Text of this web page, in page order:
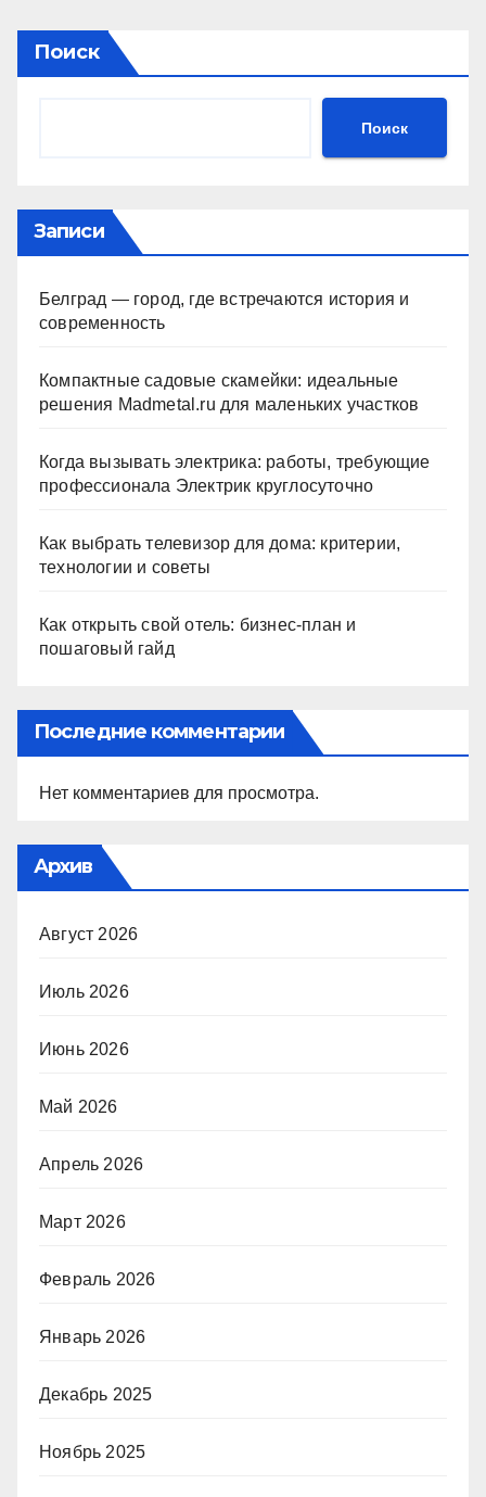
Поиск
Поиск
Записи
Белград — город, где встречаются история и
современность
Компактные садовые скамейки: идеальные
решения Madmetal.ru для маленьких участков
Когда вызывать электрика: работы, требующие
профессионала Электрик круглосуточно
Как выбрать телевизор для дома: критерии,
технологии и советы
Как открыть свой отель: бизнес-план и
пошаговый гайд
Последние комментарии
Нет комментариев для просмотра.
Архив
Август 2026
Июль 2026
Июнь 2026
Май 2026
Апрель 2026
Март 2026
Февраль 2026
Январь 2026
Декабрь 2025
Ноябрь 2025